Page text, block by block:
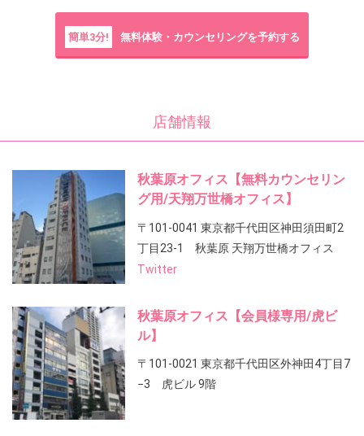
簡単3分! 無料体験・カウンセリングを予約する
店舗情報
秋葉原オフィス【無料カウンセリン
グ用/天翔万世橋オフィス】
〒101-0041 東京都千代田区神田須田町2
丁目23-1 秋葉原 天翔万世橋オフィス
Twitter
秋葉原オフィス【会員様専用/虎ビ
ル】
〒101-0021 東京都千代田区外神田4丁目7
−3 虎ビル 9階